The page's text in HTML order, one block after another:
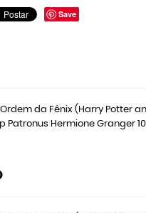
Save
da Fênix (Harry Potter
Patronus Hermione Granger